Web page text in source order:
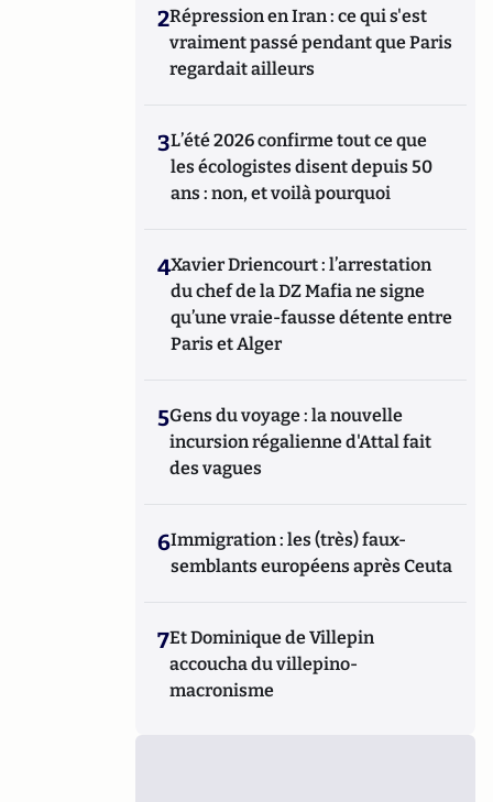
2Répression en Iran : ce qui s'est
vraiment passé pendant que Paris
regardait ailleurs
3L’été 2026 confirme tout ce que
les écologistes disent depuis 50
ans : non, et voilà pourquoi
4Xavier Driencourt : l’arrestation
du chef de la DZ Mafia ne signe
qu’une vraie-fausse détente entre
Paris et Alger
5Gens du voyage : la nouvelle
incursion régalienne d'Attal fait
des vagues
6Immigration : les (très) faux-
semblants européens après Ceuta
7Et Dominique de Villepin
accoucha du villepino-
macronisme